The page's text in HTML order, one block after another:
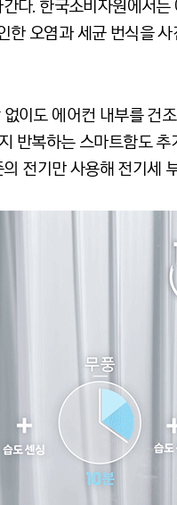
. 한국소비자원에서는
오염과 세균 번식을
이도 에어컨 내부를 건
반복하는 스마트함도
전기만 사용해 전기세